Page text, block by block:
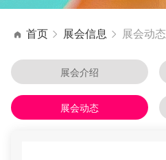
展会介绍
展会动态
首页 展会信息 展会动态